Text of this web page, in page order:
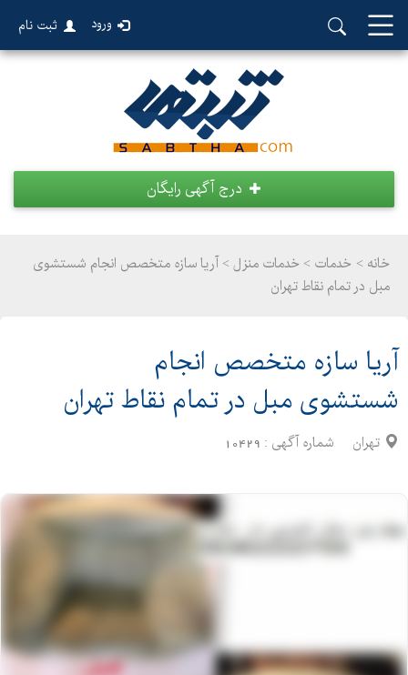
ورود ثبت نام
درج آگهی رایگان
خانه > خدمات > خدمات منزل > آریا سازه متخصص انجام شستشوی
مبل در تمام نقاط تهران
آریا سازه متخصص انجام
شستشوی مبل در تمام نقاط تهران
تهران شماره آگهی : 10429